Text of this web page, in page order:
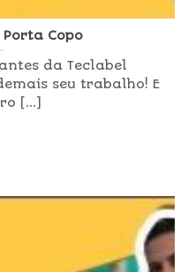
Copo
da Teclabel
seu trabalho! E
[...]